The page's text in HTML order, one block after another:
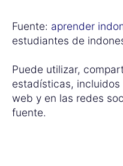
Fuente: aprender
estudiantes de
Puede utilizar,
estadísticas,
web y en las redes
fuente.